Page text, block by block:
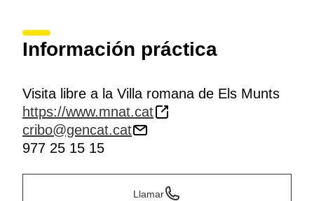
Información práctica
Visita libre a la Villa romana de Els Munts
https://www.mnat.cat
cribo@gencat.cat
977 25 15 15
Llamar